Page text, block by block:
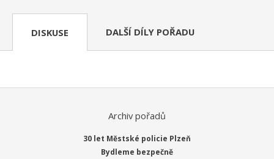
DISKUSE DALŠÍ DÍLY POŘADU
Archiv pořadů
30 let Městské policie Plzeň
Bydleme bezpečně